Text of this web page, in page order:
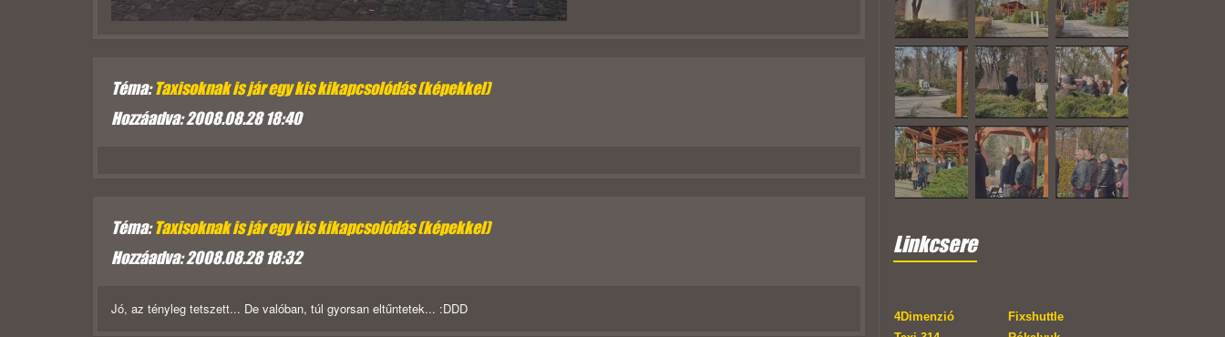
Téma:Taxisoknak is jár egy kis kikapcsolódás (képekkel)
Hozzáadva: 2008.08.28 18:40
Téma:Taxisoknak is jár egy kis kikapcsolódás (képekkel)
Hozzáadva: 2008.08.28 18:32
Jó, az tényleg tetszett... De valóban, túl gyorsan eltűntetek... :DDD
Linkcsere
4Dimenzió
Fixshuttle